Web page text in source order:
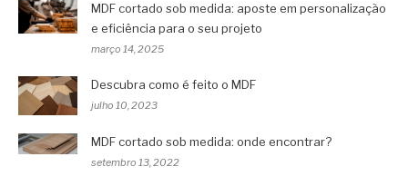
MDF cortado sob medida: aposte em personalização
e eficiência para o seu projeto
março 14, 2025
Descubra como é feito o MDF
julho 10, 2023
MDF cortado sob medida: onde encontrar?
setembro 13, 2022